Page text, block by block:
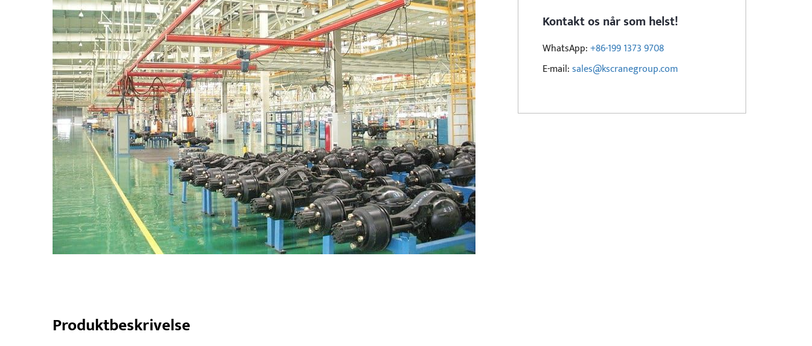
Produktbeskrivelse
Kontakt os når som helst!
WhatsApp:+86-199 1373 9708
E-mail:sales@kscranegroup.com